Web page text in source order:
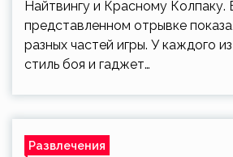
Найтвингу и Красному Колпаку.
представленном отрывке
разных частей игры. У каждого
стиль боя и гаджет…
Развлечения